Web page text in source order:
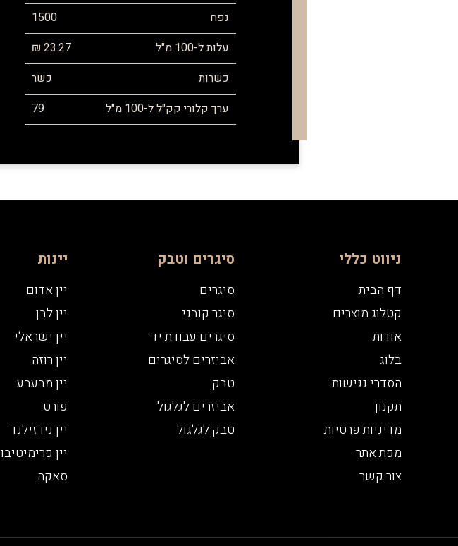
נפח
1500
עלות ל-100 מ"ל
23.27 ₪
כשרות
כשר
ערך קלורי קק"ל ל-100 מ"ל
79
ניווט כללי
דף הבית
קטלוג מוצרים
אודות
בלוג
הסדרי נגישות
תקנון
מדיניות פרטיות
מפת אתר
צור קשר
סיגרים וטבק
סיגרים
סיגר קובני
סיגרים עבודת יד
אביזרים לסיגרים
טבק
אביזרים לגלגול
טבק לגלגול
יינות
יין אדום
יין לבן
יין ישראלי
יין רוזה
יין מבעבע
פורט
יין ניו זילנד
יין פרימיטיבו
סאקה